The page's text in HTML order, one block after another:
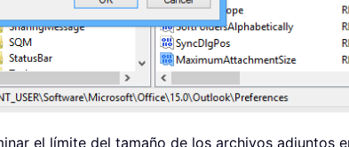
el límite del tamaño de los archivos adjuntos